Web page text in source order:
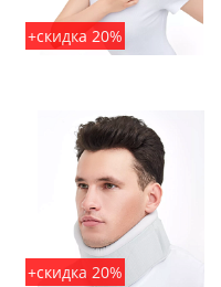
+скидка 20%
+скидка 20%